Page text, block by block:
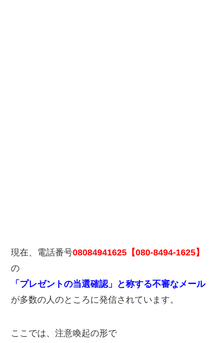
現在、電話番号08084941625【080-8494-1625】
の
「プレゼントの当選確認」と称する不審なメール
が多数の人のところに発信されています。
ここでは、注意喚起の形で